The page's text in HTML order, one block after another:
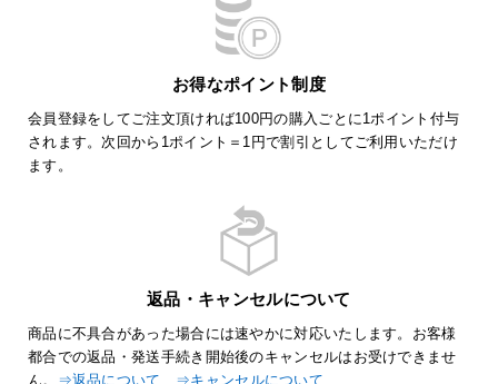
お得なポイント制度
会員登録をしてご注文頂ければ100円の購入ごとに1ポイント付与
されます。次回から1ポイント＝1円で割引としてご利用いただけ
ます。
返品・キャンセルについて
商品に不具合があった場合には速やかに対応いたします。お客様
都合での返品・発送手続き開始後のキャンセルはお受けできませ
ん。 ⇒返品について ⇒キャンセルについて